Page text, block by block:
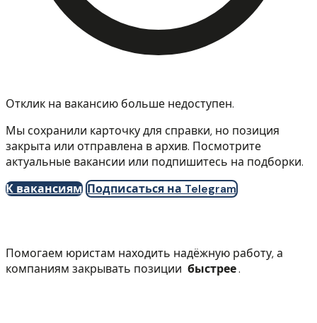
Отклик на вакансию больше недоступен.
Мы сохранили карточку для справки, но позиция
закрыта или отправлена в архив. Посмотрите
актуальные вакансии или подпишитесь на подборки.
К вакансиям Подписаться на Telegram
Помогаем юристам находить надёжную работу, а
компаниям закрывать позиции быстрее.